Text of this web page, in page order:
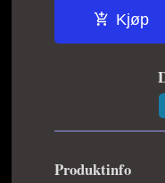
Kjøp
Produktinfo